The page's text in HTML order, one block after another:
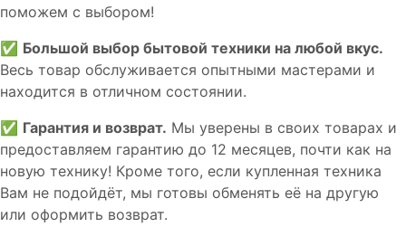
пoможем с выборoм!
✅ Большой выбор бытовой техники на любой вкус.
Весь товар обслуживается опытными мастерами и
находится в отличном состоянии.
✅ Гарантия и возврат. Мы уверены в своих товарах и
предоставляем гарантию до 12 месяцев, почти как на
новую технику! Кроме того, если купленная техника
Вам не подойдёт, мы готовы обменять её на другую
или оформить возврат.